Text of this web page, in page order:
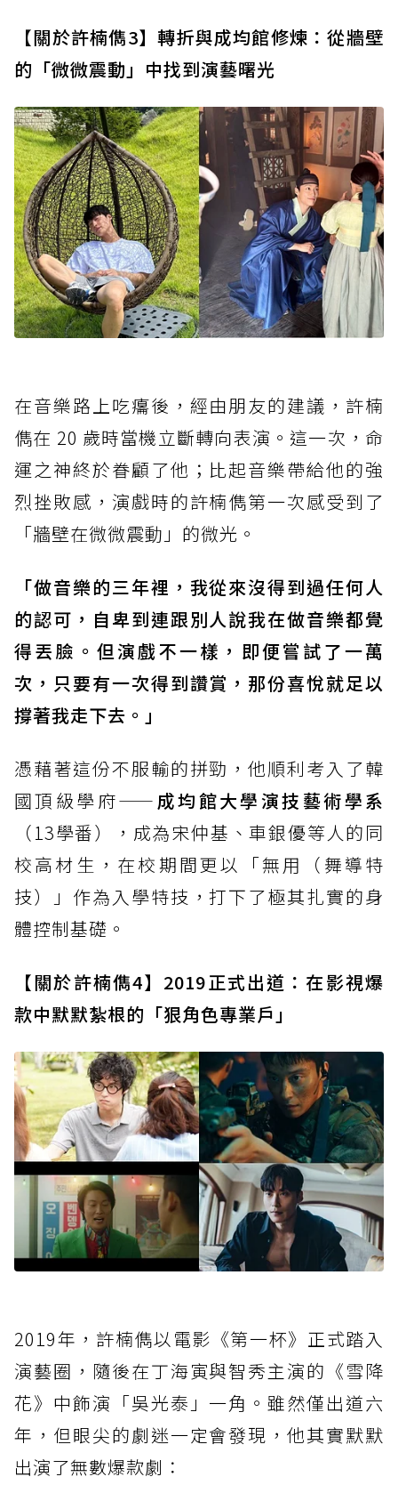
【關於許楠儁3】轉折與成均館修煉：從牆壁
的「微微震動」中找到演藝曙光
在音樂路上吃癟後，經由朋友的建議，許楠
儁在 20 歲時當機立斷轉向表演。這一次，命
運之神終於眷顧了他；比起音樂帶給他的強
烈挫敗感，演戲時的許楠儁第一次感受到了
「牆壁在微微震動」的微光。
「做音樂的三年裡，我從來沒得到過任何人
的認可，自卑到連跟別人說我在做音樂都覺
得丟臉。但演戲不一樣，即便嘗試了一萬
次，只要有一次得到讚賞，那份喜悅就足以
撐著我走下去。」
憑藉著這份不服輸的拼勁，他順利考入了韓
國頂級學府—— 成均館大學演技藝術學系
（13學番），成為宋仲基、車銀優等人的同
校高材生，在校期間更以「無用（舞導特
技）」作為入學特技，打下了極其扎實的身
體控制基礎。
【關於許楠儁4】2019正式出道：在影視爆
款中默默紮根的「狠角色專業戶」
2019年，許楠儁以電影《第一杯》正式踏入
演藝圈，隨後在丁海寅與智秀主演的《雪降
花》中飾演「吳光泰」一角。雖然僅出道六
年，但眼尖的劇迷一定會發現，他其實默默
出演了無數爆款劇：